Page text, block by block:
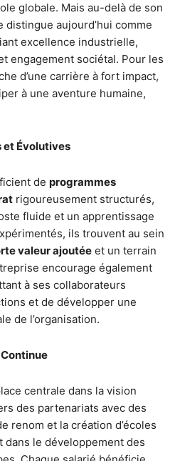
globale. Mais au-delà de son
distingue aujourd’hui comme
excellence industrielle,
engagement sociétal. Pour les
d’une carrière à fort impact,
à une aventure humaine,
et Évolutives
de programmes
rigoureusement structurés,
fluide et un apprentissage
ils trouvent au sein
valeur ajoutée et un terrain
encourage également
à ses collaborateurs
et de développer une
de l’organisation.
centrale dans la vision
des partenariats avec des
renom et la création d’écoles
le développement des